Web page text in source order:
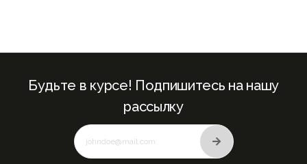
Будьте в курсе! Подпишитесь на нашу
рассылку